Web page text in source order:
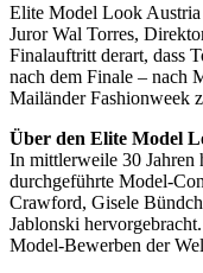
Elite Model Look Austria
Juror Wal Torres,
Finalauftritt derart, dass
nach dem Finale – nach
Mailänder Fashionweek
Über den Elite Model
In mittlerweile 30 Jahren
durchgeführte Model-
Crawford, Gisele
Jablonski
Model-Bewerben der